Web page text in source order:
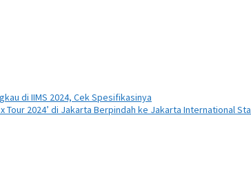
di IIMS 2024, Cek Spesifikasinya
Tour 2024’ di Jakarta Berpindah ke Jakarta International